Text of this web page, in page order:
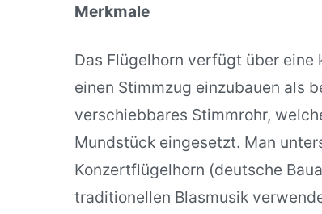
Merkmale
Das Flügelhorn verfügt über
einen Stimmzug einzubauen als
verschiebbares Stimmrohr,
Mundstück eingesetzt. Man
Konzertflügelhorn (deutsche
traditionellen Blasmusik